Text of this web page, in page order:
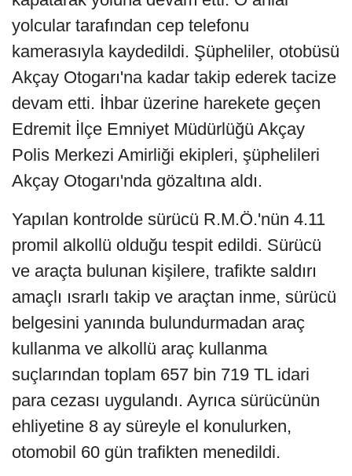
yolcular tarafından cep telefonu
kamerasıyla kaydedildi. Şüpheliler, otobüsü
Akçay Otogarı'na kadar takip ederek tacize
devam etti. İhbar üzerine harekete geçen
Edremit İlçe Emniyet Müdürlüğü Akçay
Polis Merkezi Amirliği ekipleri, şüphelileri
Akçay Otogarı'nda gözaltına aldı.
Yapılan kontrolde sürücü R.M.Ö.'nün 4.11
promil alkollü olduğu tespit edildi. Sürücü
ve araçta bulunan kişilere, trafikte saldırı
amaçlı ısrarlı takip ve araçtan inme, sürücü
belgesini yanında bulundurmadan araç
kullanma ve alkollü araç kullanma
suçlarından toplam 657 bin 719 TL idari
para cezası uygulandı. Ayrıca sürücünün
ehliyetine 8 ay süreyle el konulurken,
otomobil 60 gün trafikten menedildi.